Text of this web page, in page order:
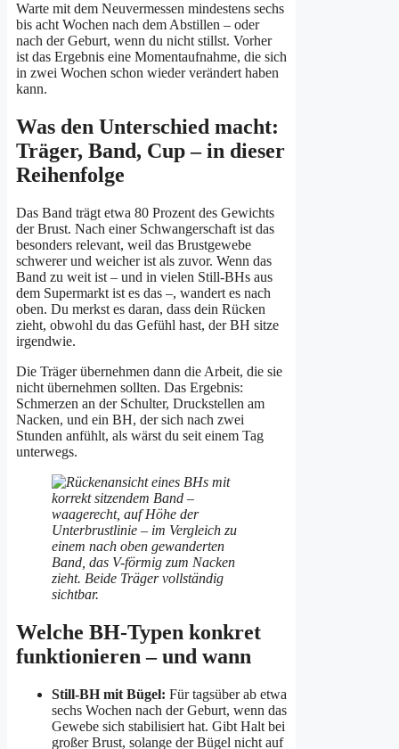
Warte mit dem Neuvermessen mindestens sechs
bis acht Wochen nach dem Abstillen – oder
nach der Geburt, wenn du nicht stillst. Vorher
ist das Ergebnis eine Momentaufnahme, die sich
in zwei Wochen schon wieder verändert haben
kann.
Was den Unterschied macht:
Träger, Band, Cup – in dieser
Reihenfolge
Das Band trägt etwa 80 Prozent des Gewichts
der Brust. Nach einer Schwangerschaft ist das
besonders relevant, weil das Brustgewebe
schwerer und weicher ist als zuvor. Wenn das
Band zu weit ist – und in vielen Still-BHs aus
dem Supermarkt ist es das –, wandert es nach
oben. Du merkst es daran, dass dein Rücken
zieht, obwohl du das Gefühl hast, der BH sitze
irgendwie.
Die Träger übernehmen dann die Arbeit, die sie
nicht übernehmen sollten. Das Ergebnis:
Schmerzen an der Schulter, Druckstellen am
Nacken, und ein BH, der sich nach zwei
Stunden anfühlt, als wärst du seit einem Tag
unterwegs.
Welche BH-Typen konkret
funktionieren – und wann
Still-BH mit Bügel: Für tagsüber ab etwa
sechs Wochen nach der Geburt, wenn das
Gewebe sich stabilisiert hat. Gibt Halt bei
großer Brust, solange der Bügel nicht auf